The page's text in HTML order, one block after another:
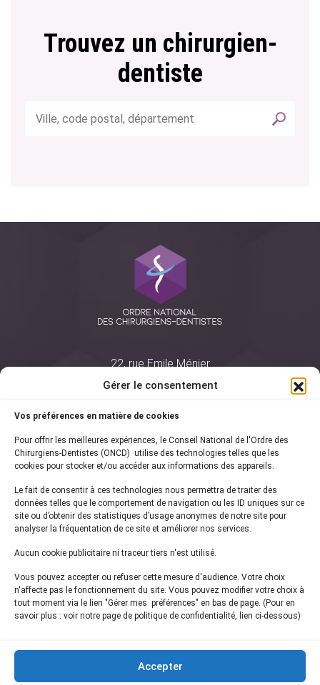
Gérer le consentement
Vos préférences en matière de cookies
Pour offrir les meilleures expériences, le Conseil National de l'Ordre des
Chirurgiens-Dentistes (ONCD) utilise des technologies telles que les
cookies pour stocker et/ou accéder aux informations des appareils.
Le fait de consentir à ces technologies nous permettra de traiter des
données telles que le comportement de navigation ou les ID uniques sur ce
site ou d’obtenir des statistiques d’usage anonymes de notre site pour
analyser la fréquentation de ce site et améliorer nos services.
Aucun cookie publicitaire ni traceur tiers n'est utilisé.
Vous pouvez accepter ou refuser cette mesure d'audience. Votre choix
n'affecte pas le fonctionnement du site. Vous pouvez modifier votre choix à
tout moment via le lien "Gérer mes préférences" en bas de page. (Pour en
savoir plus : voir notre page de politique de confidentialité, lien ci-dessous)
Accepter
Trouvez un chirurgien-
dentiste
22, rue Emile Ménier
75761 Paris Cedex 16
01 44 34 78 80
courrier@oncd.org
Actualités
Presse
Informations légales
Plan du site
Inscrivez-vous à notrenewsletter